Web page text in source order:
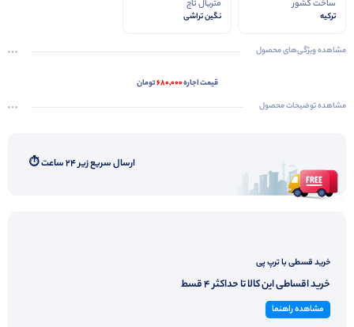
ساخت کشور
ترکیه
متریال تاج
نگین تراشی
مشاهده ویژگی‌های محصول
قیمت اجاره680,000تومان
مشاهده توضیحات محصول
ارسال سریع زیر ۲۴ ساعت ⏱️
خرید قسطی با ترپ پی
خرید اقساطی این کالا تا حداکثر 4 قسط
مشاهده راهنما